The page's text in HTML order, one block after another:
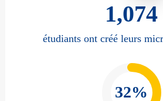
1,586
étudiants ont créé leurs
32%